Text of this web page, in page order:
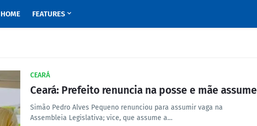
HOME FEATURES
CEARÁ
Ceará: Prefeito renuncia na posse e mãe assume
Simão Pedro Alves Pequeno renunciou para assumir vaga na
Assembleia Legislativa; vice, que assume a…